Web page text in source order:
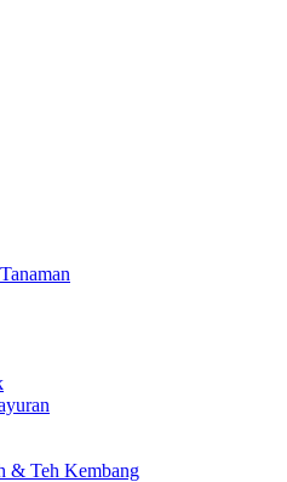
& Teh Kembang